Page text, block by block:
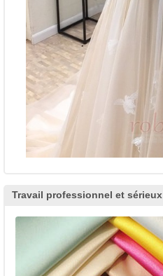
Travail professionnel et sérieux